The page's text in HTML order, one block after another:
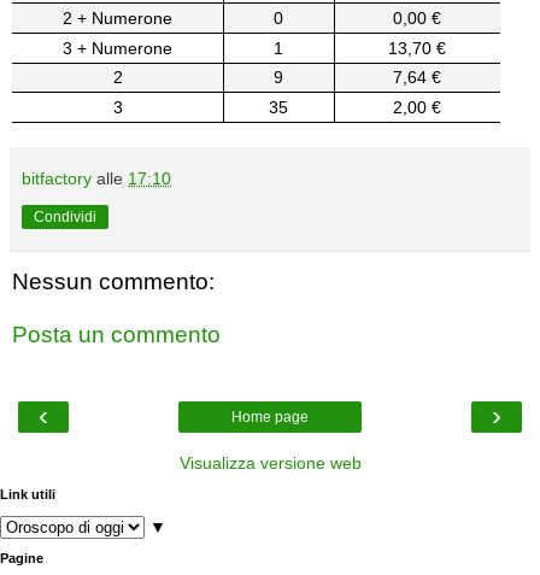
2 + Numerone
0
0,00 €
3 + Numerone
1
13,70 €
2
9
7,64 €
3
35 2,00 €
bitfactory alle 17:10
Condividi
Nessun commento:
Posta un commento
‹ ›
Home page
Visualizza versione web
Link utili
▼
Pagine